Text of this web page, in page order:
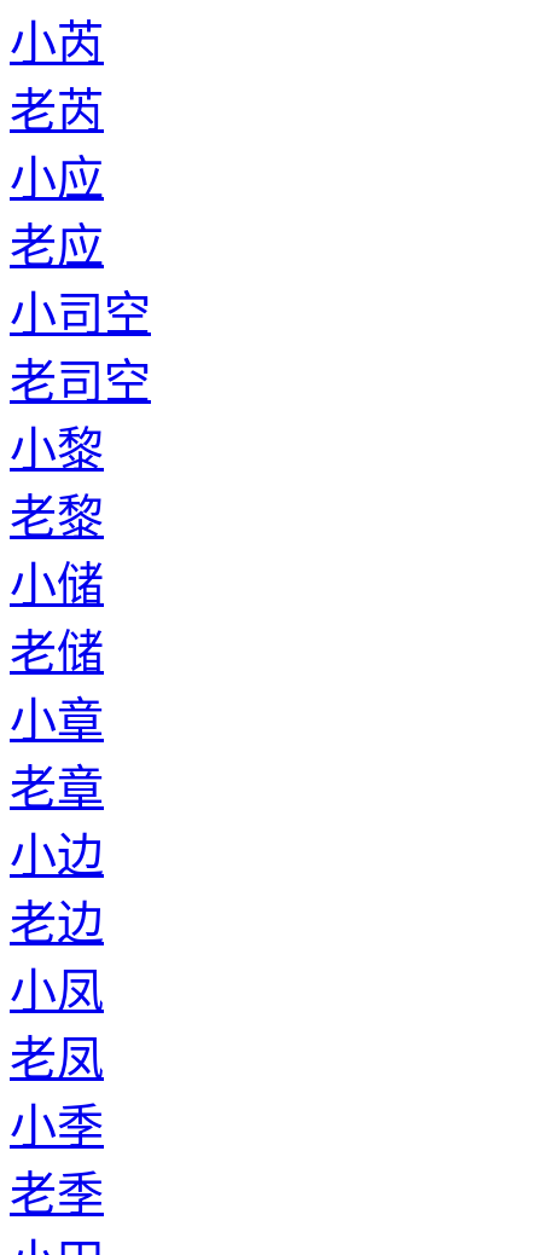
小芮
老芮
小应
老应
小司空
老司空
小黎
老黎
小储
老储
小章
老章
小边
老边
小凤
老凤
小季
老季